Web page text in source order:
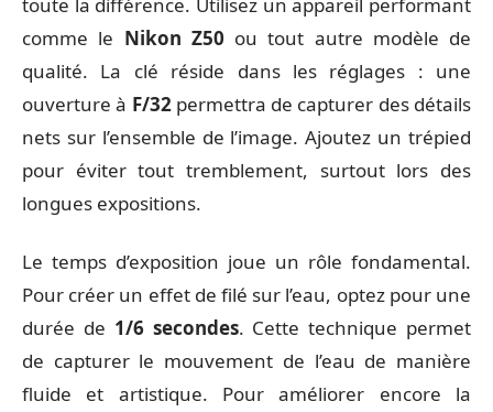
comme le Nikon Z50 ou tout autre modèle de
qualité. La clé réside dans les réglages : une
ouverture à F/32permettra de capturer des détails
nets sur l’ensemble de l’image. Ajoutez un trépied
pour éviter tout tremblement, surtout lors des
longues expositions.
Le temps d’exposition joue un rôle fondamental.
Pour créer un effet de filé sur l’eau, optez pour une
durée de 1/6 secondes. Cette technique permet
de capturer le mouvement de l’eau de manière
fluide et artistique. Pour améliorer encore la